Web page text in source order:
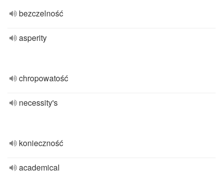
bezczelność
asperity
chropowatość
necessity's
konieczność
academical